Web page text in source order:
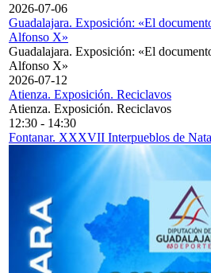
2026-07-06
Guadalajara. Exposición: «El
Alfonso X»
Guadalajara. Exposición: «El
Alfonso X»
2026-07-12
Atienza. Exposición. Reciclavos
Atienza. Exposición. Reciclavos
12:30 - 14:30
Fontanar. XXXVII Interpueblos de